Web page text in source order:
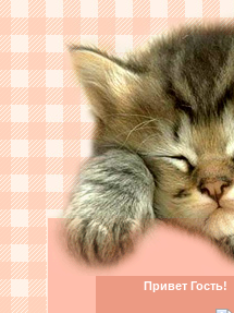
Привет Гость!